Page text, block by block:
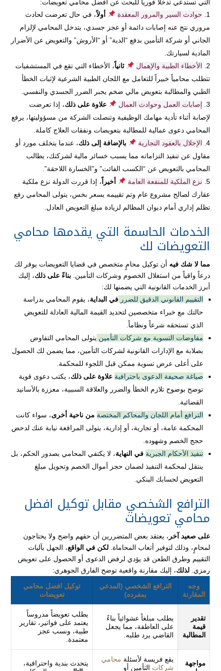
التي تستدعي تدخلاً فورياً للبحث عن افضل محامي تعويضات:
حوادث السير والمرور المعقدة
أولاً، في حال تعرضت لحادث
مروري نتج عنه إصابات دائمة أو عجز جسدي، يتدخل المحامي لإلزام
الجاني أو شركة التأمين بدفع “الدية” أو “الأروش” والتعويض عن الأضرار
المادية لسيارتك.
الأخطاء الطبية والإهمال
ثانياً، الأخطاء التي تقع في المستشفيات
تتطلب محامياً خبيراً للتعامل مع اللجان الطبية الشرعية لإثبات الخطأ
الطبي والمطالبة بتعويض مالي ضخم يجبر الضرر الجسدي والنفسي.
إصابات العمل وحوادث العمال
علاوة على ذلك، إذا تعرضت
لإصابة أثناء تأدية مهامك الوظيفية وتنصلت الشركة من مسؤوليتها، يرفع
المحامي دعوى عمالية للمطالبة بتعويضات ونفقات العلاج كاملة.
الإخلال بالعقود التجارية
بالإضافة إلى ذلك، عندما يتخلف مورد أو
مقاول عن تنفيذ التزاماته مما يسبب خسائر مالية لشركتك، يطالب
المحامي بالتعويض عن “الكسب الفائت” و”الخسارة اللاحقة”.
نزع الملكية للمنفعة العامة
أخيراً ، إذا قررت الدولة نزع ملكية
عقارك لصالح مشروع عام وتم تقييمه بسعر بخس، يتولى المحامي رفع
تظلم إداري أمام ديوان المظالم لزيادة مبلغ التعويض العادل.
الخدمات الحاسمة التي يقدمها محامي
التعويضات لك
مما لا شك فيه أن توكيل محامٍ متخصص في قضايا التعويضات يوفر لك
درعاً واقياً من استغلال الخصوم وشركات التأمين. بناءً على ذلك، إليك
أبرز الخدمات القانونية التي يضمنها لك:
التقييم القانوني الدقيق للضرر في البداية، يقوم المحامي بدراسة
حالتك مع خبراء متخصصين لتحديد القيمة المالية العادلة للتعويض
الذي تستحقه شرعاً ونظاماً.
مفاوضات التسوية مع شركات التأمين يتولى المحامي التفاوض
بصلابة مع الإدارات القانونية لشركات التأمين، مما يضمن لك الحصول
على أعلى عرض تسوية ممكن قبل اللجوء للمحكمة.
صياغة صحيفة الدعوى باحترافية علاوة على ذلك، يكتب دعوى قوية
توضح بوضوح تلازم الخطأ والضرر والعلاقة السببية، معززة بالأسانيد
القضائية.
الترافع أمام اللجان والمحاكم المختصة من ناحية أخرى، سواء كانت
المحكمة عامة، أو تجارية، أو إدارية، يتولى المرافعة نيابة عنك لدحض
حجج الخصم وشهوده.
تنفيذ الأحكام الجبرية في النهاية، لا يكتفي المحامي بصدور الحكم، بل
ينتقل لمحكمة التنفيذ لضمان حجز أموال الخصم وتحويل مبلغ
التعويض لحسابك البنكي.
الترافع الشخصي مقابل توكيل افضل
محامي تعويضات
على صعيد آخر ، يعتقد بعض المتضررين أن حقهم واضح ولا يحتاجون
لمحامٍ، وذلك لتوفير أتعاب المحاماة. لكن في الواقع، الجهل بآليات
التقييم وطرق الطعن قد يؤدي لرفض الدعوى أو الحصول على تعويض
رمزي. لذلك، إليك مقارنة واقعية توضح الفارق الجوهري:
وجه
المقارنة
الترافع الشخصي (المدعي
بمفرده)
توكيل افضل محامي
تعويضات
تقدير
قيمة
المطالبة
يطلب مبلغاً عشوائياً بناءً
على العاطفة، مما يجعل
القاضي يرد طلبه.
يطلب تعويضاً مدروساً
يعتمد على فواتير، تقارير
طبية، ونسب عجز
معتمدة.
مواجهة
يقع فريسة لأسئلة محامي
شركات التأمين أو
يتحدث بندية واحترافية،